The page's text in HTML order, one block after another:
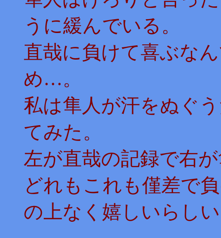
うに緩んでいる。
直哉に負けて喜ぶな
め…。
私は隼人が汗をぬぐ
てみた。
左が直哉の記録で右
どれもこれも僅差で
の上なく嬉しいらし